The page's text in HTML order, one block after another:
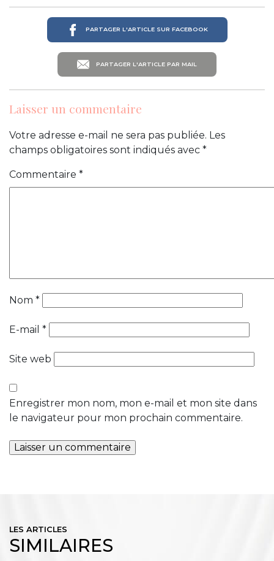
PARTAGER L'ARTICLE SUR FACEBOOK
PARTAGER L'ARTICLE PAR MAIL
Laisser un commentaire
Votre adresse e-mail ne sera pas publiée. Les
champs obligatoires sont indiqués avec *
Commentaire *
Nom *
E-mail *
Site web
Enregistrer mon nom, mon e-mail et mon site dans
le navigateur pour mon prochain commentaire.
LES ARTICLES
SIMILAIRES